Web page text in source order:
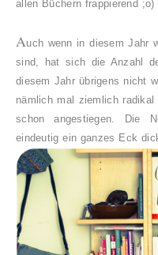
allen Büchern frappierend ;o)
Auch wenn in diesem Jahr
sind, hat sich die Anzahl
diesem Jahr übrigens nicht
nämlich mal ziemlich
schon angestiegen. Die
eindeutig ein ganzes Eck